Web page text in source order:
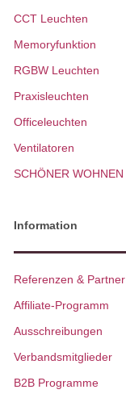
CCT Leuchten
Memoryfunktion
RGBW Leuchten
Praxisleuchten
Officeleuchten
Ventilatoren
SCHÖNER WOHNEN
Information
Referenzen & Partner
Affiliate-Programm
Ausschreibungen
Verbandsmitglieder
B2B Programme